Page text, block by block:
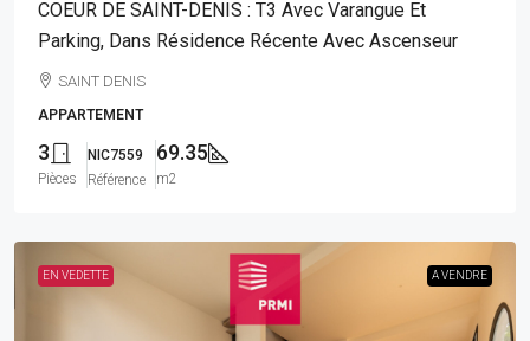
COEUR DE SAINT-DENIS : T3 Avec Varangue Et
Parking, Dans Résidence Récente Avec Ascenseur
SAINT DENIS
APPARTEMENT
3
Pièces
NIC7559
Référence
69.35
m2
EN VEDETTE A VENDRE